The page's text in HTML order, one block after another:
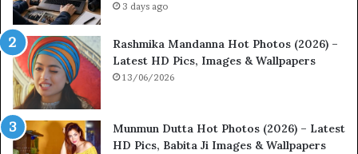
3 days ago
Rashmika Mandanna Hot Photos (2026) –
Latest HD Pics, Images & Wallpapers
13/06/2026
Munmun Dutta Hot Photos (2026) – Latest
HD Pics, Babita Ji Images & Wallpapers